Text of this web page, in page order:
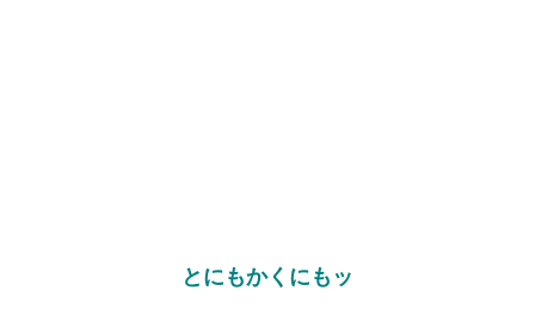
とにもかくにもッ